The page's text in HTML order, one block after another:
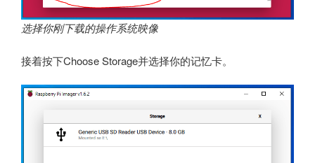
选择你刚下载的操作系统映像
接着按下Choose Storage并选择你的记忆卡。